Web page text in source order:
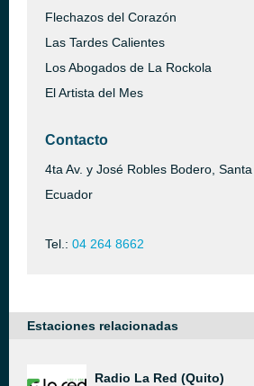
Flechazos del Corazón
Las Tardes Calientes
Los Abogados de La Rockola
El Artista del Mes
Contacto
4ta Av. y José Robles Bodero,
Ecuador
Tel.: 04 264 8662
Estaciones relacionadas
Radio La Red (Quito)